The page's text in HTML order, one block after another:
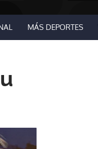
MÁS DEPORTES